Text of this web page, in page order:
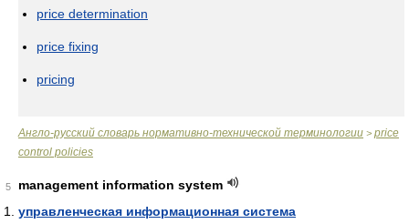
price determination
price fixing
pricing
Англо-русский словарь нормативно-технической терминологии > price
control policies
5
management information system
управленческая информационная система